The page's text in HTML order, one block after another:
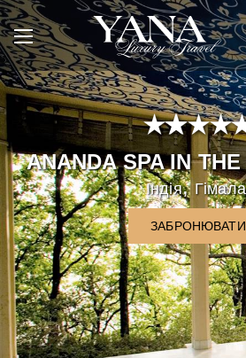
ANANDA SPA IN
Індія,
ЗАБРОНЮВАТИ